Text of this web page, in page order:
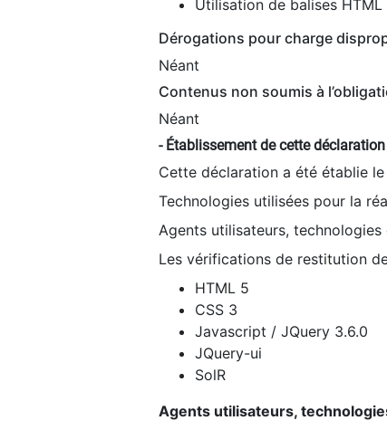
Utilisation de balises
Dérogations pour charge
Néant
Contenus non soumis à
Néant
- Établissement de cette
Cette déclaration a été établie
Technologies utilisées pour la
Agents utilisateurs, technologies
Les vérifications de restitution
HTML 5
CSS 3
Javascript / JQuery 3.6.0
JQuery-ui
SolR
Agents utilisateurs,